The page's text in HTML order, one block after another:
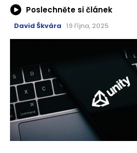
Poslechněte si článek
David Škvára 19 října, 2025